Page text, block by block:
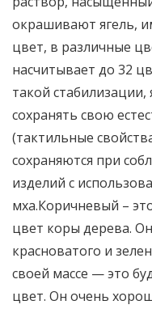
окрашивают ягель,
цвет, в различные
насчитывает до 32
такой стабилизации,
сохранять свою
(тактильные
сохраняются при
изделий с
мха.Коричневый –
цвет коры дерева.
красноватого и
своей массе — это
цвет. Он очень